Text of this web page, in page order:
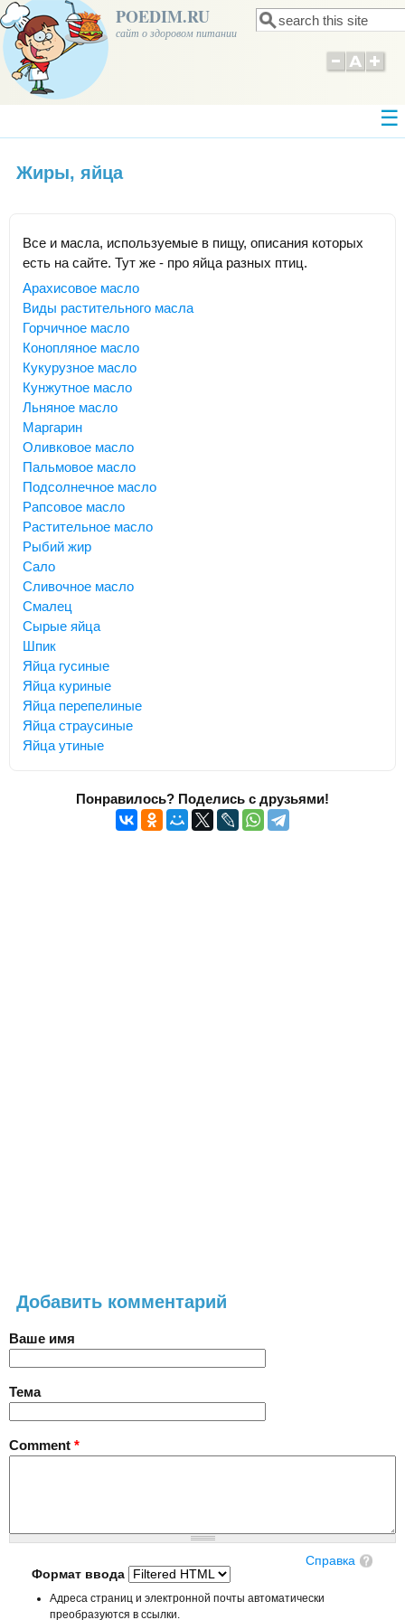
POEDIM.RU
сайт о здоровом питании Форма поиска
Поиск
Жиры, яйца
Все и масла, используемые в пищу, описания которых
есть на сайте. Тут же - про яйца разных птиц.
Арахисовое масло
Виды растительного масла
Горчичное масло
Конопляное масло
Кукурузное масло
Кунжутное масло
Льняное масло
Маргарин
Оливковое масло
Пальмовое масло
Подсолнечное масло
Рапсовое масло
Растительное масло
Рыбий жир
Сало
Сливочное масло
Смалец
Сырые яйца
Шпик
Яйца гусиные
Яйца куриные
Яйца перепелиные
Яйца страусиные
Яйца утиные
Понравилось? Поделись с друзьями!
Добавить комментарий
Ваше имя
Тема
Comment *
Справка
Формат ввода
Адреса страниц и электронной почты автоматически
преобразуются в ссылки.